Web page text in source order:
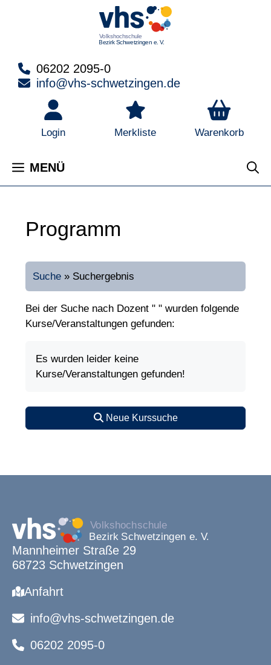
06202 2095-0
info@vhs-schwetzingen.de
Login Merkliste Warenkorb
MENÜ
Programm
Suche » Suchergebnis
Bei der Suche nach Dozent " " wurden folgende
Kurse/Veranstaltungen gefunden:
Es wurden leider keine
Kurse/Veranstaltungen gefunden!
Neue Kurssuche
Mannheimer Straße 29
68723 Schwetzingen
Anfahrt
info@vhs-schwetzingen.de
06202 2095-0